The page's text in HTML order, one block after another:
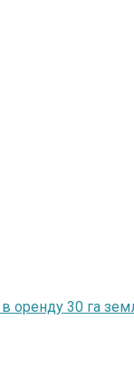
в оренду 30 га